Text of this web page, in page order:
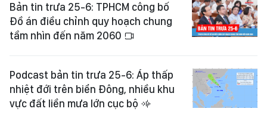
Bản tin trưa 25-6: TPHCM công bố
Đồ án điều chỉnh quy hoạch chung
tầm nhìn đến năm 2060
Podcast bản tin trưa 25-6: Áp thấp
nhiệt đới trên biển Đông, nhiều khu
vực đất liền mưa lớn cục bộ